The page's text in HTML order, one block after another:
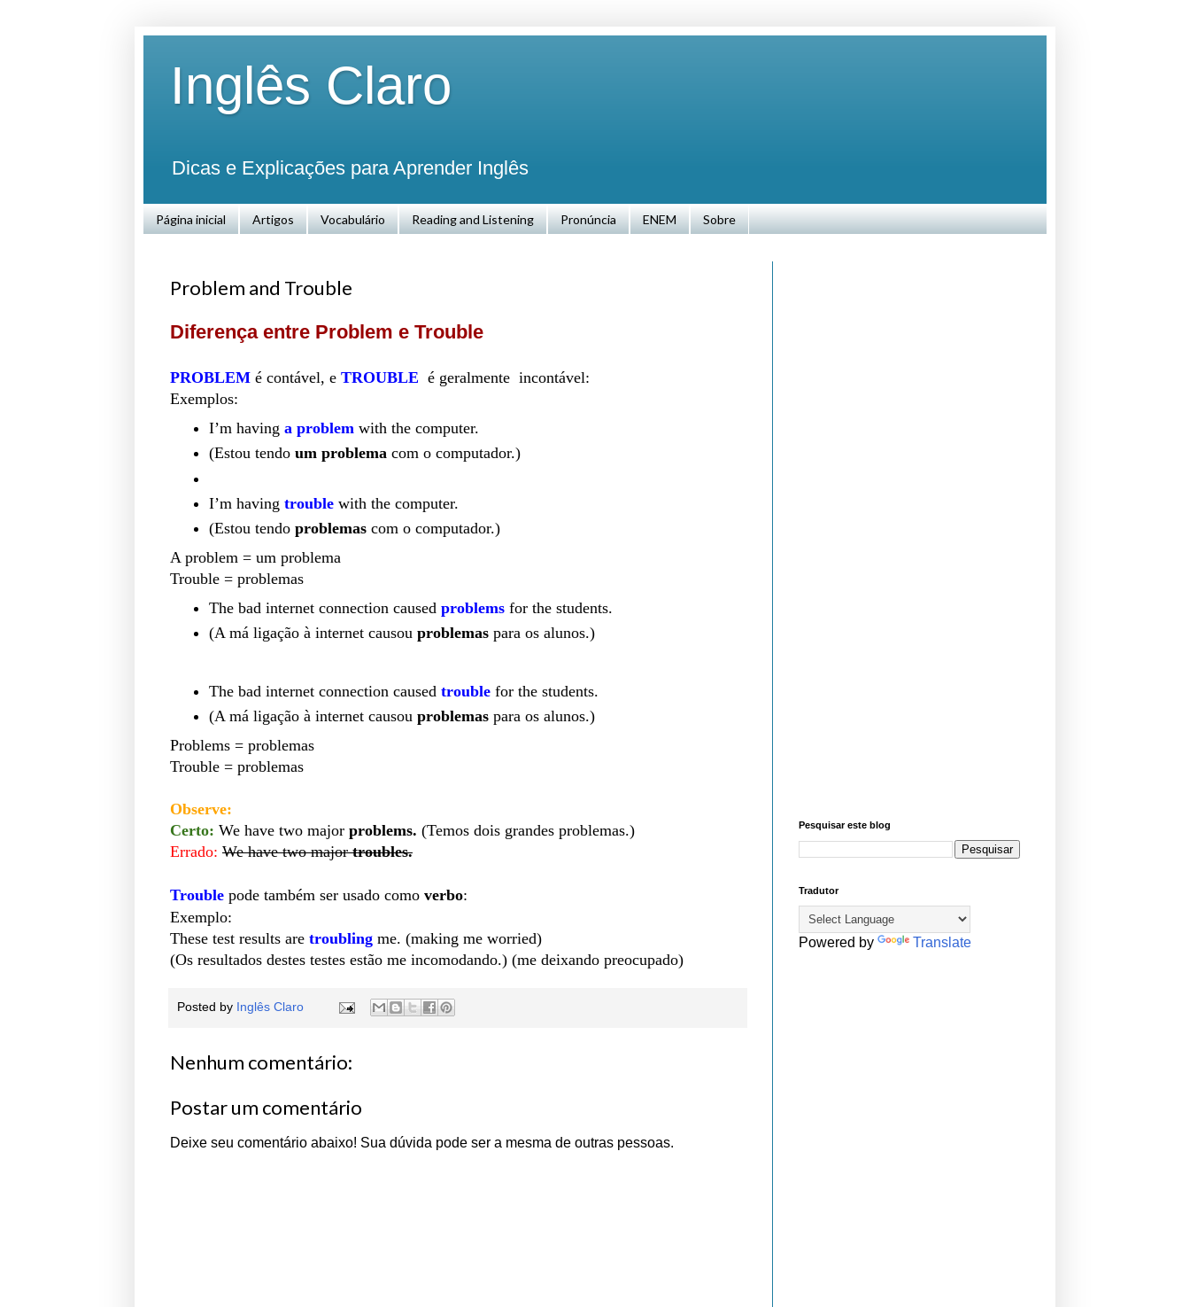
Inglês Claro
Dicas e Explicações para Aprender Inglês
Página inicial Artigos Vocabulário Reading and Listening Pronúncia ENEM Sobre
Problem and Trouble
Diferença entre Problem e Trouble
PROBLEM é contável, e TROUBLE é geralmente incontável:
Exemplos:
I’m having a problem with the computer.
(Estou tendo um problema com o computador.)
I’m having trouble with the computer.
(Estou tendo problemas com o computador.)
A problem = um problema
Trouble = problemas
The bad internet connection caused problems for the students.
(A má ligação à internet causou problemas para os alunos.)
The bad internet connection caused trouble for the students.
(A má ligação à internet causou problemas para os alunos.)
Problems = problemas
Trouble = problemas
Observe:
Certo: We have two major problems. (Temos dois grandes problemas.)
Errado: We have two majortroubles.
Trouble pode também ser usado como verbo:
Exemplo:
These test results are troubling me. (making me worried)
(Os resultados destes testes estão me incomodando.) (me deixando preocupado)
Posted by Inglês Claro
Nenhum comentário:
Postar um comentário
Deixe seu comentário abaixo! Sua dúvida pode ser a mesma de outras pessoas.
Pesquisar este blog
Tradutor
Powered by Translate